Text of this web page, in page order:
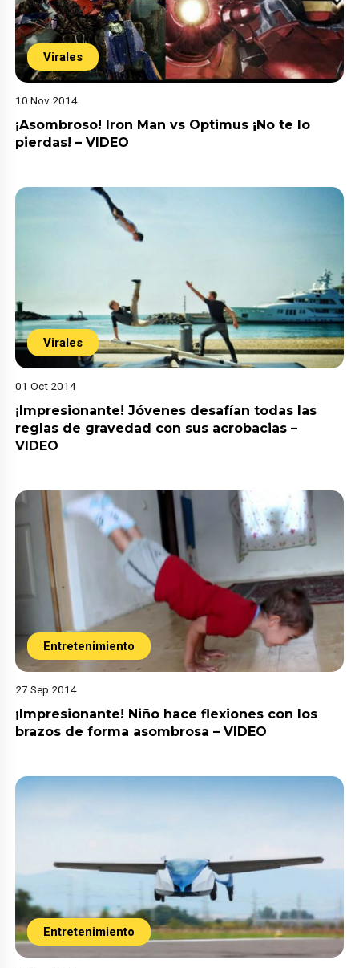
Virales
10 Nov 2014
¡Asombroso! Iron Man vs Optimus ¡No te lo
pierdas! – VIDEO
Virales
01 Oct 2014
¡Impresionante! Jóvenes desafían todas las
reglas de gravedad con sus acrobacias –
VIDEO
Entretenimiento
27 Sep 2014
¡Impresionante! Niño hace flexiones con los
brazos de forma asombrosa – VIDEO
Entretenimiento